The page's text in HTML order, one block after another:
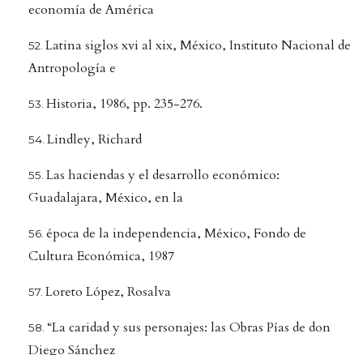
economía de América
Latina siglos xvi al xix, México, Instituto Nacional de
Antropología e
Historia, 1986, pp. 235-276.
Lindley, Richard
Las haciendas y el desarrollo económico:
Guadalajara, México, en la
época de la independencia, México, Fondo de
Cultura Económica, 1987
Loreto López, Rosalva
“La caridad y sus personajes: las Obras Pías de don
Diego Sánchez